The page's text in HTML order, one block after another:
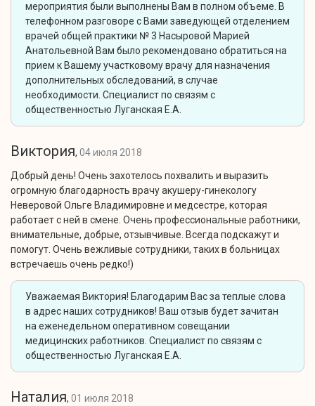
мероприятия были выполнены Вам в полном объеме. В
телефонном разговоре с Вами заведующей отделением
врачей общей практики № 3 Насыровой Марией
Анатольевной Вам было рекомендовано обратиться на
прием к Вашему участковому врачу для назначения
дополнительных обследований, в случае
необходимости. Специалист по связям с
общественностью Луганская Е.А.
Виктория, 04 июля 2018
Добрый день! Очень захотелось похвалить и выразить
огромную благодарность врачу акушеру-гинекологу
Неверовой Ольге Владимировне и медсестре, которая
работает с ней в смене. Очень профессиональные работники,
внимательные, добрые, отзывчивые. Всегда подскажут и
помогут. Очень вежливые сотрудники, таких в больницах
встречаешь очень редко!)
Уважаемая Виктория! Благодарим Вас за теплые слова
в адрес наших сотрудников! Ваш отзыв будет зачитан
на еженедельном оперативном совещании
медицинских работников. Специалист по связям с
общественностью Луганская Е.А.
Наталия, 01 июля 2018